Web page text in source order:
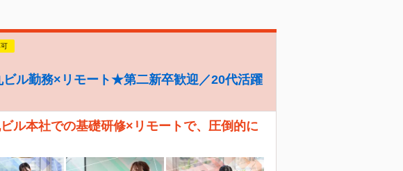
ル勤務×リモート★第二新卒歓迎／20代活躍
ル本社での基礎研修×リモートで、圧倒的に